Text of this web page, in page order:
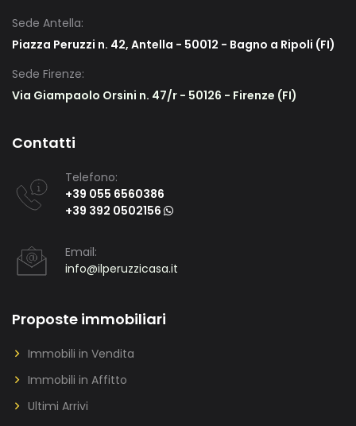
Sede Antella:
Piazza Peruzzi n. 42, Antella - 50012 - Bagno a Ripoli (FI)
Sede Firenze:
Via Giampaolo Orsini n. 47/r - 50126 - Firenze (FI)
Contatti
Telefono:
+39 055 6560386
+39 392 0502156
Email:
info@ilperuzzicasa.it
Proposte immobiliari
Immobili in Vendita
Immobili in Affitto
Ultimi Arrivi